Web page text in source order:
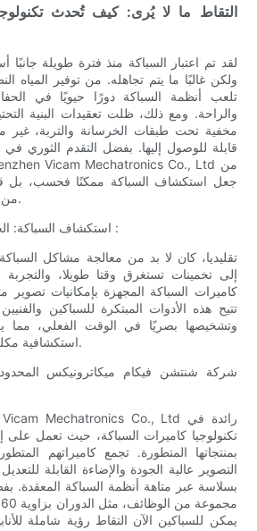
التقاط ما لا يُرى: كيف تُحدث
لقد تم اعتبار السباكة منذ فترة طويلة جانبًا
ولكن غالبًا ما يتم تجاهله. من توفير المياه
تلعب أنظمة السباكة دورًا حيويًا في
والراحة. ومع ذلك، ظلت تعقيدات البنية
مخفية تحت طبقات الخرسانة والتربة، غير
قابلة للوصول إليها. بفضل التقدم الثوري في
جعل استكشاف السباكة ممكنًا فحسب، بل
من الكفاءة والدقة والفعالية.
استكشاف السباكة: الحاجة إلى الرؤية البصرية :
تقليديا، كان لا بد من معالجة مشاكل
إلى تخمينات تستغرق وقتا طويلا،
كاميرات السباكة المجهزة بإمكانيات تصوير
تتيح هذه الأدوات المبتكرة للسباكين
وتشخيصها بصريًا في الوقت الفعلي، مما
استكشافية مكلفة وتتطلب تدخلاً جراحيًا.
شركة شنتشن فيكام ميكاترونيكس
تكنولوجيا كاميرات السباكة، حيث تعمل
بمنتجاتها المتطورة. تجمع كاميراتهم
التصوير عالية الجودة والإضاءة القابلة
بسلاسة عبر متاهة أنظمة السباكة المعقدة.
يمكن للسباكين الآن التقاط رؤية شاملة